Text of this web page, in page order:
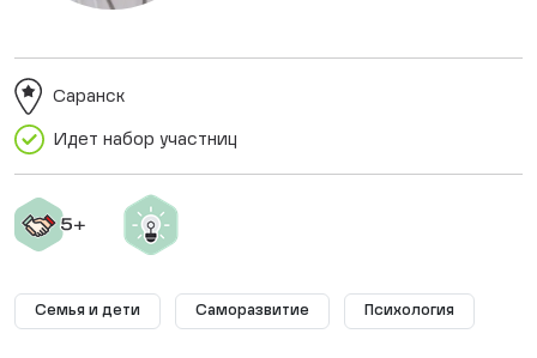
Идет набор участниц
Саранск
Семья и дети Саморазвитие Психология